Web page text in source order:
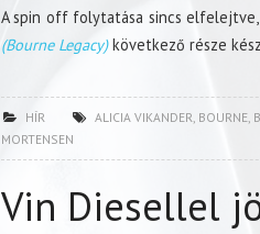
A spin off folytatása sincs
(Bourne Legacy)következő része
HÍR ALICIA VIKANDER, BOURNE,
MORTENSEN
Vin Diesellel